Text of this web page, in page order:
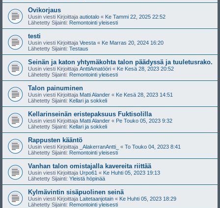
Ovikorjaus
Uusin viesti Kirjoittaja autiotalo « Ke Tammi 22, 2025 22:52
Lähetetty Sijainti: Remontointi yleisesti
testi
Uusin viesti Kirjoittaja Veesta « Ke Marras 20, 2024 16:20
Lähetetty Sijainti: Testaus
Seinän ja katon yhtymäkohta talon päädyssä ja tuuletusrako.
Uusin viesti Kirjoittaja AnttiAmatööri « Ke Kesä 28, 2023 20:52
Lähetetty Sijainti: Remontointi yleisesti
Talon painuminen
Uusin viesti Kirjoittaja Matti Alander « Ke Kesä 28, 2023 14:51
Lähetetty Sijainti: Kellari ja sokkeli
Kellarinseinän eristepaksuus Fuktisolilla
Uusin viesti Kirjoittaja Matti Alander « Pe Touko 05, 2023 9:32
Lähetetty Sijainti: Kellari ja sokkeli
Rappusten kääntö
Uusin viesti Kirjoittaja _AlakerranAntti_ « To Touko 04, 2023 8:41
Lähetetty Sijainti: Remontointi yleisesti
Vanhan talon omistajalla kavereita riittää
Uusin viesti Kirjoittaja Urpo61 « Ke Huhti 05, 2023 19:13
Lähetetty Sijainti: Yleistä höpinää
Kylmävintin sisäpuolinen seinä
Uusin viesti Kirjoittaja Laitetaanjotain « Ke Huhti 05, 2023 18:29
Lähetetty Sijainti: Remontointi yleisesti